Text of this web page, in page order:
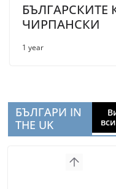
ЧИРПАНСКИ
1 year
БЪЛГАРИ IN
THE UK